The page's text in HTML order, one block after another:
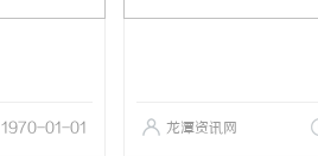
1970-01-01 龙潭资讯网